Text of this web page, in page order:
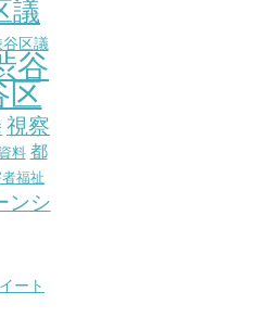
議
谷区議
谷
区
視察
資料 都
者福祉
ンシ
ート